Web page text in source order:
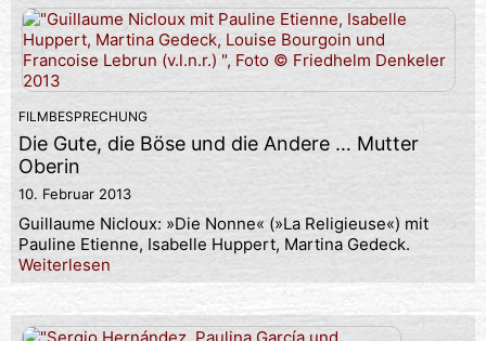
FILMBESPRECHUNG
Die Gute, die Böse und die Andere … Mutter
Oberin
10. Februar 2013
Guillaume Nicloux: »Die Nonne« (»La Religieuse«) mit
Pauline Etienne, Isabelle Huppert, Martina Gedeck.
Weiterlesen